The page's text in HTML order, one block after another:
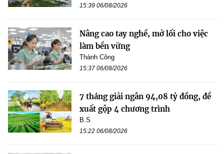
15:39 06/08/2026
Nâng cao tay nghề, mở lối cho việc
làm bền vững
Thành Công
15:37 06/08/2026
7 tháng giải ngân 94,08 tỷ đồng, đề
xuất gộp 4 chương trình
B.S
15:22 06/08/2026